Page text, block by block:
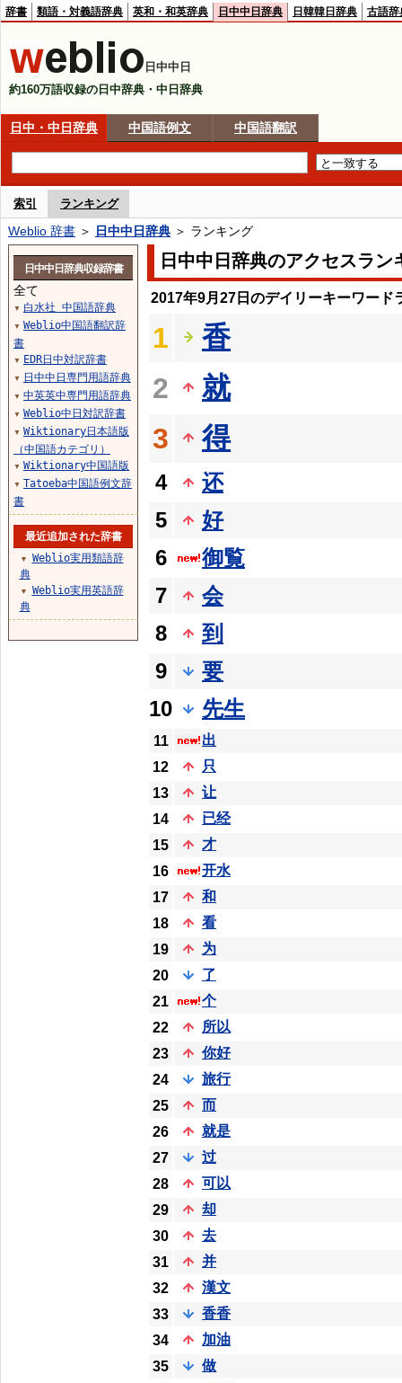
辞書 類語・対義語辞典 英和・和英辞典 日中中日辞典 日韓韓日辞典 古語辞
日中中日
約160万語収録の日中辞典・中日辞典
日中・中日辞典 中国語例文 中国語翻訳
索引 ランキング
Weblio 辞書 ＞ 日中中日辞典 ＞ ランキング
日中中日辞典のアクセスラン
2017年9月27日のデイリーキーワード
1
香
2
就
3
得
4
还
5
好
6
御覧
7
会
8
到
9
要
10
先生
11
出
12
只
13
让
14
已经
15
才
16
开水
17
和
18
看
19
为
20
了
21
个
22
所以
23
你好
24
旅行
25
而
26
就是
27
过
28
可以
29
却
30
去
31
并
32
漢文
33
香香
34
加油
35
做
日中中日辞典収録辞書
全て
▼ 白水社 中国語辞典
▼ Weblio中国語翻訳辞
書
▼ EDR日中対訳辞書
▼ 日中中日専門用語辞典
▼ 中英英中専門用語辞典
▼ Weblio中日対訳辞書
▼ Wiktionary日本語版
（中国語カテゴリ）
▼ Wiktionary中国語版
▼ Tatoeba中国語例文辞
書
最近追加された辞書
▼
Weblio実用類語辞
典
▼
Weblio実用英語辞
典